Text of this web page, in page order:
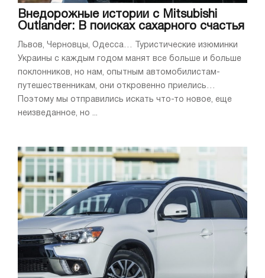
Внедорожные истории с Mitsubishi
Outlander: В поисках сахарного счастья
Львов, Черновцы, Одесса… Туристические изюминки
Украины с каждым годом манят все больше и больше
поклонников, но нам, опытным автомобилистам-
путешественникам, они откровенно приелись…
Поэтому мы отправились искать что-то новое, еще
неизведанное, но ...